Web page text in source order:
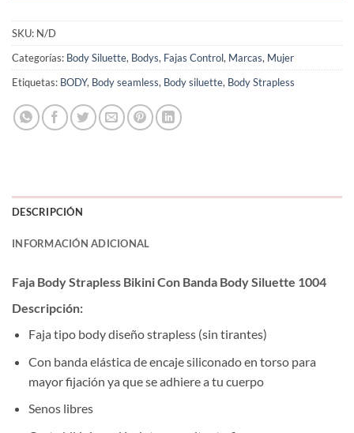
SKU: N/D
Categorías: Body Siluette, Bodys, Fajas Control, Marcas, Mujer
Etiquetas: BODY, Body seamless, Body siluette, Body Strapless
DESCRIPCIÓN
INFORMACIÓN ADICIONAL
Faja Body Strapless Bikini Con Banda Body Siluette 1004
Descripción:
Faja tipo body diseño strapless (sin tirantes)
Con banda elástica de encaje siliconado en torso para
mayor fijación ya que se adhiere a tu cuerpo
Senos libres